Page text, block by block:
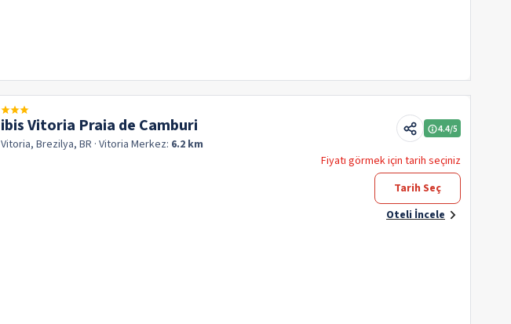
ibis Vitoria Praia de Camburi
Vitoria, Brezilya, BR · Vitoria Merkez: 6.2 km
4.4/5
Fiyatı görmek için tarih seçiniz
Tarih Seç
Oteli İncele